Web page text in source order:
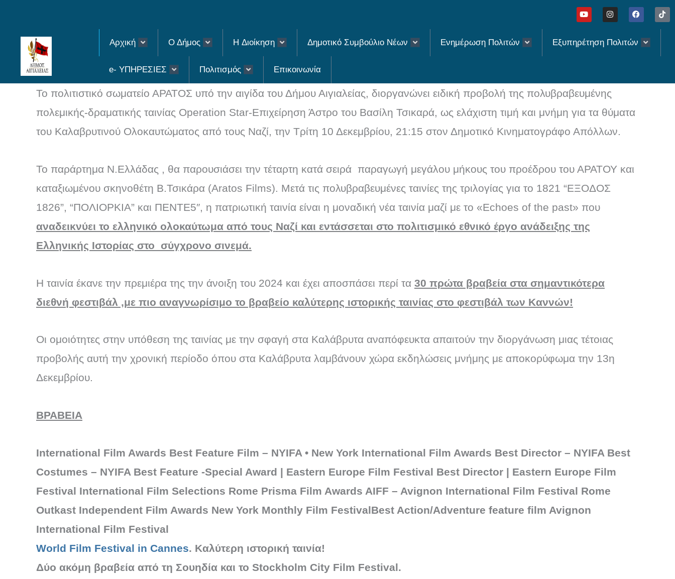
content
Y
o
u
u
b
I
n
s
a
g
F
a
c
o
T
i
k
Αρχική Ο Δήμος H Διοίκηση Δημοτικό Συμβούλιο Νέων Ενημέρωση Πολιτών Εξυπηρέτηση Πολιτών
e- ΥΠΗΡΕΣΙΕΣ Πολιτισμός Επικοινωνία
Το πολιτιστικό σωματείο ΑΡΑΤΟΣ υπό την αιγίδα του Δήμου Αιγιαλείας, διοργανώνει ειδική προβολή της πολυβραβευμένης
πολεμικής-δραματικής ταινίας Operation Star-Επιχείρηση Άστρο του Βασίλη Τσικαρά, ως ελάχιστη τιμή και μνήμη για τα θύματα
του Καλαβρυτινού Ολοκαυτώματος από τους Ναζί, την Τρίτη 10 Δεκεμβρίου, 21:15 στον Δημοτικό Κινηματογράφο Απόλλων.
Το παράρτημα Ν.Ελλάδας , θα παρουσιάσει την τέταρτη κατά σειρά παραγωγή μεγάλου μήκους του προέδρου του ΑΡΑΤΟΥ και
καταξιωμένου σκηνοθέτη Β.Τσικάρα (Αratos Films). Mετά τις πολυβραβευμένες ταινίες της τριλογίας για το 1821 “ΕΞΟΔΟΣ
1826”, “ΠΟΛΙΟΡΚΙΑ” και ΠΕΝΤΕ5″, η πατριωτική ταινία είναι η μοναδική νέα ταινία μαζί με το «Echoes of the past» που
αναδεικνύει το ελληνικό ολοκαύτωμα από τους Ναζί και εντάσσεται στο πολιτισμικό εθνικό έργο ανάδειξης της
Ελληνικής Ιστορίας στο σύγχρονο σινεμά.
Η ταινία έκανε την πρεμιέρα της την άνοιξη του 2024 και έχει αποσπάσει περί τα 30 πρώτα βραβεία στα σημαντικότερα
διεθνή φεστιβάλ ,με πιο αναγνωρίσιμο το βραβείο καλύτερης ιστορικής ταινίας στο φεστιβάλ των Καννών!
Oι ομοιότητες στην υπόθεση της ταινίας με την σφαγή στα Καλάβρυτα αναπόφευκτα απαιτούν την διοργάνωση μιας τέτοιας
προβολής αυτή την χρονική περίοδο όπου στα Καλάβρυτα λαμβάνουν χώρα εκδηλώσεις μνήμης με αποκορύφωμα την 13η
Δεκεμβρίου.
ΒΡΑΒΕΙΑ
International Film Awards Best Feature Film – NYIFA • New York International Film Awards Best Director – NYIFA Best
Costumes – NYIFA Best Feature -Special Award | Eastern Europe Film Festival Best Director | Eastern Europe Film
Festival International Film Selections Rome Prisma Film Awards AIFF – Avignon International Film Festival Rome
Outkast Independent Film Awards New York Monthly Film FestivalBest Action/Adventure feature film Avignon
International Film Festival
World Film Festival in Cannes. Καλύτερη ιστορική ταινία!
Δύο ακόμη βραβεία από τη Σουηδία και το Stockholm City Film Festival.